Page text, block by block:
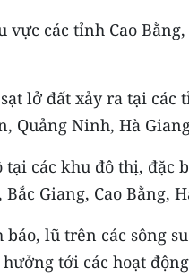
vực các tỉnh Cao
lở đất xảy ra tại
Quảng Ninh, Hà
tại các khu đô thị, đặc
Giang, Cao Bằng,
lũ trên các sông
tới các hoạt